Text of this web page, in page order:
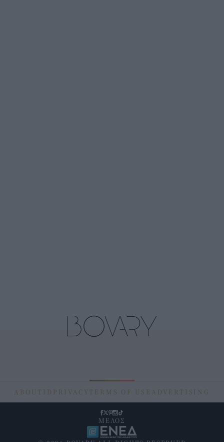
ABOUT ID PRIVACY TERMS OF USE ADVERTISING
ΜΕΛΟΣ